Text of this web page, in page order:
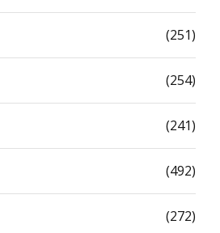
(251)
(254)
(241)
(492)
(272)